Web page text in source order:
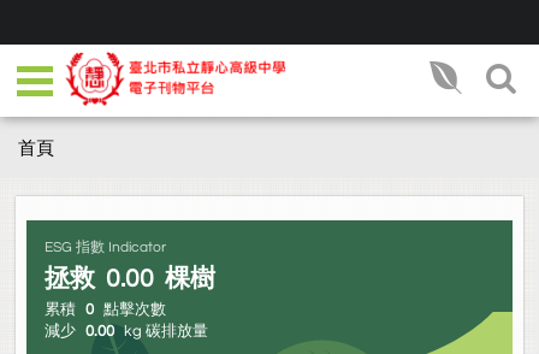
首頁
ESG 指數 Indicator
拯救 0.00 棵樹
累積 0 點擊次數
減少 0.00 kg 碳排放量